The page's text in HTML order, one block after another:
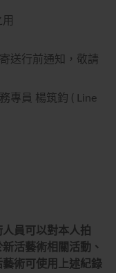
送行前通知，敬請
專員 楊筑鈞 ( Line
員可以對本人拍
活藝術相關活動、
術可使用上述紀錄